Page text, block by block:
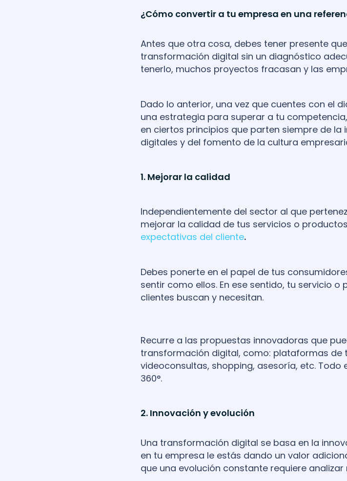
¿Cómo convertir a tu empresa en una
Antes que otra cosa, debes tener presente
transformación digital sin un diagnóstico
tenerlo, muchos proyectos fracasan y las
Dado lo anterior, una vez que cuentes con el
una estrategia para superar a tu
en ciertos principios que parten siempre de
digitales y del fomento de la cultura
1. Mejorar la calidad
Independientemente del sector al que
mejorar la calidad de tus servicios o
expectativas del cliente.
Debes ponerte en el papel de tus
sentir como ellos. En ese sentido, tu servicio
clientes buscan y necesitan.
Recurre a las propuestas innovadoras que
transformación digital, como: plataformas de
videoconsultas, shopping, asesoría, etc. Todo
360°.
2. Innovación y evolución
Una transformación digital se basa en la
en tu empresa le estás dando un valor
que una evolución constante requiere